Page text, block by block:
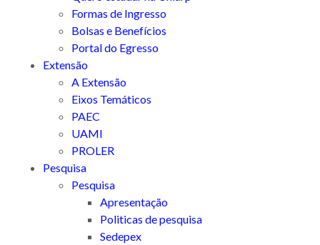
Formas de Ingresso
Bolsas e Benefícios
Portal do Egresso
Extensão
A Extensão
Eixos Temáticos
PAEC
UAMI
PROLER
Pesquisa
Pesquisa
Apresentação
Politicas de pesquisa
Sedepex